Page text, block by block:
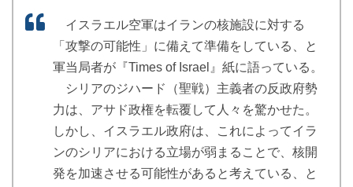
イスラエル空軍はイランの核施設に対する
「攻撃の可能性」に備えて準備をしている、と
軍当局者が『Times of Israel』紙に語っている。
シリアのジハード（聖戦）主義者の反政府勢
力は、アサド政権を転覆して人々を驚かせた。
しかし、イスラエル政府は、これによってイラ
ンのシリアにおける立場が弱まることで、核開
発を加速させる可能性があると考えている、と